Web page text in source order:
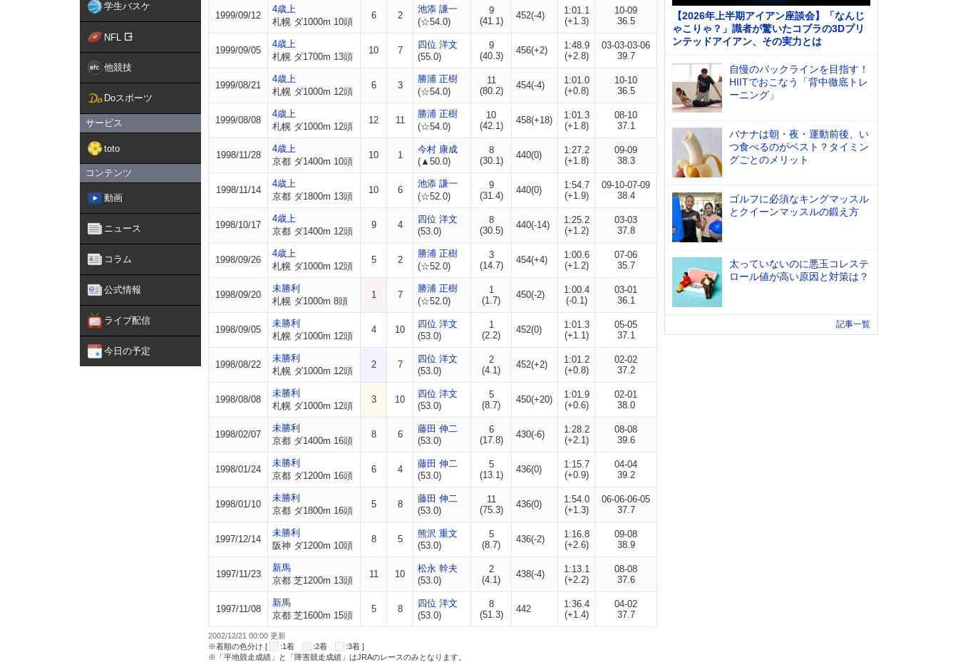
学生バスケ
NFL
他競技
Doスポーツ
サービス
toto
コンテンツ
動画
ニュース
コラム
公式情報
ライブ配信
今日の予定
1999/09/12
4歳上
札幌 ダ1000m 10頭
6 2
池添 謙一
(☆54.0)
9
(41.1)
452(-4)
1:01.1
(+1.3)
10-09
36.5
1999/09/05
4歳上
札幌 ダ1700m 13頭
10 7
四位 洋文
(55.0)
9
(40.3)
456(+2)
1:48.9
(+2.8)
03-03-03-06
39.7
1999/08/21
4歳上
札幌 ダ1000m 12頭
6 3
勝浦 正樹
(☆54.0)
11
(80.2)
454(-4)
1:01.0
(+0.8)
10-10
36.5
1999/08/08
4歳上
札幌 ダ1000m 12頭
12 11
勝浦 正樹
(☆54.0)
10
(42.1)
458(+18)
1:01.3
(+1.8)
08-10
37.1
1998/11/28
4歳上
京都 ダ1400m 10頭
10 1
今村 康成
(▲50.0)
8
(30.1)
440(0)
1:27.2
(+1.8)
09-09
38.3
1998/11/14
4歳上
京都 ダ1800m 13頭
10 6
池添 謙一
(☆52.0)
9
(31.4)
440(0)
1:54.7
(+1.9)
09-10-07-09
38.4
1998/10/17
4歳上
京都 ダ1400m 12頭
9 4
四位 洋文
(53.0)
8
(30.5)
440(-14)
1:25.2
(+1.2)
03-03
37.8
1998/09/26
4歳上
札幌 ダ1000m 12頭
5 2
勝浦 正樹
(☆52.0)
3
(14.7)
454(+4)
1:00.6
(+1.2)
07-06
35.7
1998/09/20
未勝利
札幌 ダ1000m 8頭
1 7
勝浦 正樹
(☆52.0)
1
(1.7)
450(-2)
1:00.4
(-0.1)
03-01
36.1
1998/09/05
未勝利
札幌 ダ1000m 12頭
4 10
四位 洋文
(53.0)
1
(2.2)
452(0)
1:01.3
(+1.1)
05-05
37.1
1998/08/22
未勝利
札幌 ダ1000m 12頭
2 7
四位 洋文
(53.0)
2
(4.1)
452(+2)
1:01.2
(+0.8)
02-02
37.2
1998/08/08
未勝利
札幌 ダ1000m 12頭
3 10
四位 洋文
(53.0)
5
(8.7)
450(+20)
1:01.9
(+0.6)
02-01
38.0
1998/02/07
未勝利
京都 ダ1400m 16頭
8 6
藤田 伸二
(53.0)
6
(17.8)
430(-6)
1:28.2
(+2.1)
08-08
39.6
1998/01/24
未勝利
京都 ダ1200m 16頭
6 4
藤田 伸二
(53.0)
5
(13.1)
436(0)
1:15.7
(+0.9)
04-04
39.2
1998/01/10
未勝利
京都 ダ1800m 16頭
5 8
藤田 伸二
(53.0)
11
(75.3)
436(0)
1:54.0
(+1.3)
06-06-06-05
37.7
1997/12/14
未勝利
阪神 ダ1200m 10頭
8 5
熊沢 重文
(53.0)
5
(8.7)
436(-2)
1:16.8
(+2.6)
09-08
38.9
1997/11/23
新馬
京都 芝1200m 13頭
11 10
松永 幹夫
(53.0)
2
(4.1)
438(-4)
1:13.1
(+2.2)
08-08
37.6
1997/11/08
新馬
京都 芝1600m 15頭
5 8
四位 洋文
(53.0)
8
(51.3)
442
1:36.4
(+1.4)
04-02
37.7
2002/12/21 00:00 更新
※着順の色分け [
:1着 :2着
:3着 ]
※「平地競走成績」と「障害競走成績」はJRAのレースのみとなります。
【2026年上半期アイアン座談会】「なんじ
ゃこりゃ？」識者が驚いたコブラの3Dプリ
ンテッドアイアン、その実力とは
自慢のバックラインを目指す！
HIITでおこなう「背中徹底トレ
ーニング」
バナナは朝・夜・運動前後、い
つ食べるのがベスト？タイミン
グごとのメリット
ゴルフに必須なキングマッスル
とクイーンマッスルの鍛え方
太っていないのに悪玉コレステ
ロール値が高い原因と対策は？
記事一覧